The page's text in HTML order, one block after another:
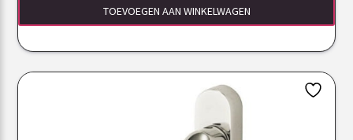
TOEVOEGEN AAN WINKELWAGEN